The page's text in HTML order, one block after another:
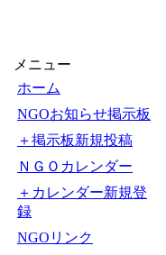
メニュー
ホーム
NGOお知らせ掲示板
＋掲示板新規投稿
ＮＧＯカレンダー
＋カレンダー新規登
録
NGOリンク